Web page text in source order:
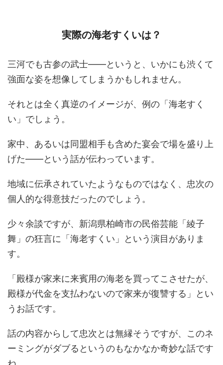
実際の海老すくいは？
三河でも古参の武士――というと、いかにも渋くて
強面な姿を想像してしまうかもしれません。
それとは全く真逆のイメージが、例の「海老すく
い」でしょう。
家中、あるいは同盟相手も含めた宴会で場を盛り上
げた――という話が伝わっています。
地域に伝承されていたようなものではなく、忠次の
個人的な得意技だったのでしょう。
少々余談ですが、新潟県柏崎市の民俗芸能「綾子
舞」の狂言に「海老すくい」という演目がありま
す。
「殿様が家来に来賓用の海老を買ってこさせたが、
殿様が代金を支払わないので家来が復讐する」とい
うお話です。
話の内容からして忠次とは無縁そうですが、このネ
ーミングがダブるというのもなかなか奇妙な話です